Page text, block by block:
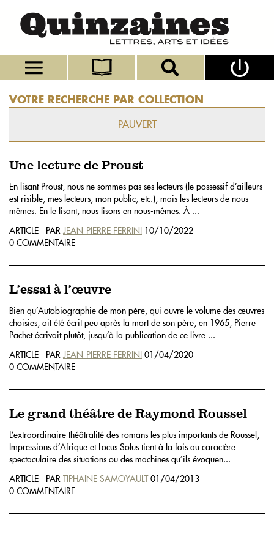
VOTRE RECHERCHE PAR COLLECTION
PAUVERT
Une lecture de Proust
En lisant Proust, nous ne sommes pas ses lecteurs (le possessif d’ailleurs
est risible, mes lecteurs, mon public, etc.), mais les lecteurs de nous-
mêmes. En le lisant, nous lisons en nous-mêmes. À ...
ARTICLE - PAR JEAN-PIERRE FERRINI 10/10/2022 -
0 COMMENTAIRE
L’essai à l’œuvre
Bien qu’Autobiographie de mon père, qui ouvre le volume des œuvres
choisies, ait été écrit peu après la mort de son père, en 1965, Pierre
Pachet écrivait plutôt, jusqu’à la publication de ce livre ...
ARTICLE - PAR JEAN-PIERRE FERRINI 01/04/2020 -
0 COMMENTAIRE
Le grand théâtre de Raymond Roussel
L’extraordinaire théâtralité des romans les plus importants de Roussel,
Impressions d’Afrique et Locus Solus tient à la fois au caractère
spectaculaire des situations ou des machines qu’ils évoquen...
ARTICLE - PAR TIPHAINE SAMOYAULT01/04/2013 -
0 COMMENTAIRE